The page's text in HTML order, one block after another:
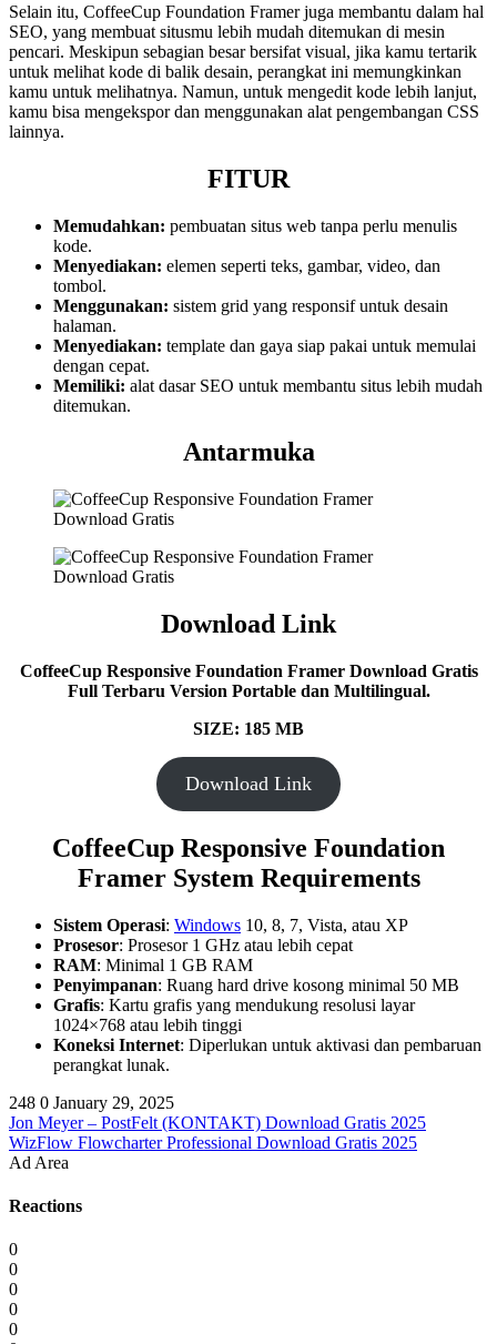
Selain itu, CoffeeCup Foundation Framer juga membantu dalam hal
SEO, yang membuat situsmu lebih mudah ditemukan di mesin
pencari. Meskipun sebagian besar bersifat visual, jika kamu tertarik
untuk melihat kode di balik desain, perangkat ini memungkinkan
kamu untuk melihatnya. Namun, untuk mengedit kode lebih lanjut,
kamu bisa mengekspor dan menggunakan alat pengembangan CSS
lainnya.
FITUR
Memudahkan: pembuatan situs web tanpa perlu menulis
kode.
Menyediakan: elemen seperti teks, gambar, video, dan
tombol.
Menggunakan: sistem grid yang responsif untuk desain
halaman.
Menyediakan: template dan gaya siap pakai untuk memulai
dengan cepat.
Memiliki: alat dasar SEO untuk membantu situs lebih mudah
ditemukan.
Antarmuka
Download Link
CoffeeCup Responsive Foundation Framer Download Gratis
Full Terbaru Version Portable dan Multilingual.
SIZE: 185 MB
Download Link
CoffeeCup Responsive Foundation
Framer System Requirements
Sistem Operasi: Windows 10, 8, 7, Vista, atau XP
Prosesor: Prosesor 1 GHz atau lebih cepat
RAM: Minimal 1 GB RAM
Penyimpanan: Ruang hard drive kosong minimal 50 MB
Grafis: Kartu grafis yang mendukung resolusi layar
1024×768 atau lebih tinggi
Koneksi Internet: Diperlukan untuk aktivasi dan pembaruan
perangkat lunak.
248 0 January 29, 2025
Jon Meyer – PostFelt (KONTAKT) Download Gratis 2025
WizFlow Flowcharter Professional Download Gratis 2025
Ad Area
Reactions
0
0
0
0
0